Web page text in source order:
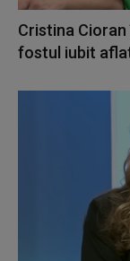
Cristina
fostul iubit